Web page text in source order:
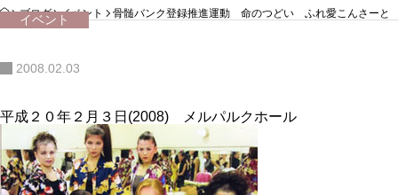
HOME
ブログ イベント 骨髄バンク登録推進運動 命のつどい ふれ愛こんさーと
イベント
2008.02.03
平成２０年２月３日(2008) メルパルクホール